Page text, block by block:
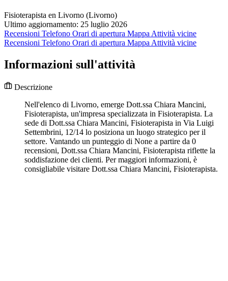
Fisioterapista en Livorno (Livorno)
Ultimo aggiornamento: 25 luglio 2026
Recensioni Telefono Orari di apertura Mappa Attività vicine
Recensioni Telefono Orari di apertura Mappa Attività vicine
Informazioni sull'attività
Descrizione
Nell'elenco di Livorno, emerge Dott.ssa Chiara Mancini,
Fisioterapista, un'impresa specializzata in Fisioterapista. La
sede di Dott.ssa Chiara Mancini, Fisioterapista in Via Luigi
Settembrini, 12/14 lo posiziona un luogo strategico per il
settore. Vantando un punteggio di None a partire da 0
recensioni, Dott.ssa Chiara Mancini, Fisioterapista riflette la
soddisfazione dei clienti. Per maggiori informazioni, è
consigliabile visitare Dott.ssa Chiara Mancini, Fisioterapista.